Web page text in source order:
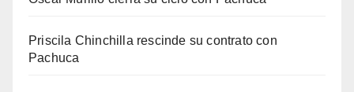
Priscila Chinchilla rescinde su contrato con
Pachuca